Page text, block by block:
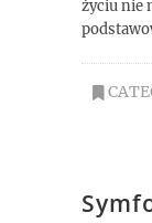
życiu nie